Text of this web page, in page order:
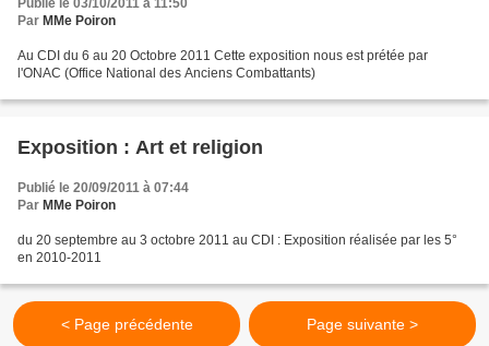
Publié le 03/10/2011 à 11:50
Par MMe Poiron
Au CDI du 6 au 20 Octobre 2011 Cette exposition nous est prétée par
l'ONAC (Office National des Anciens Combattants)
Exposition : Art et religion
Publié le 20/09/2011 à 07:44
Par MMe Poiron
du 20 septembre au 3 octobre 2011 au CDI : Exposition réalisée par les 5°
en 2010-2011
< Page précédente Page suivante >